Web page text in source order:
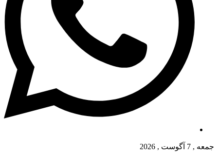
جمعه , 7 آگوست , 2026